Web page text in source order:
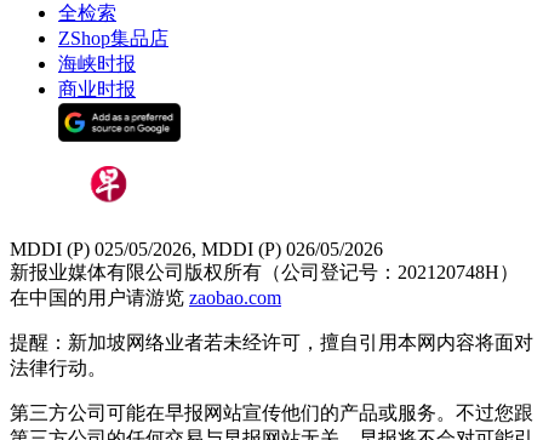
全检索
ZShop集品店
海峡时报
商业时报
MDDI (P) 025/05/2026, MDDI (P) 026/05/2026
新报业媒体有限公司版权所有（公司登记号：202120748H）
在中国的用户请游览 zaobao.com
提醒：新加坡网络业者若未经许可，擅自引用本网内容将面对
法律行动。
第三方公司可能在早报网站宣传他们的产品或服务。不过您跟